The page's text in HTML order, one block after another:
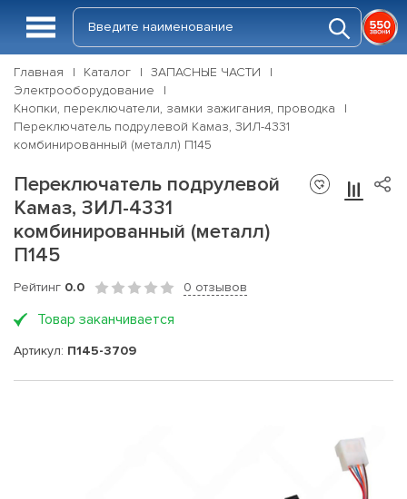
Главная Каталог
ЗАПАСНЫЕ ЧАСТИ
Электрооборудование
Кнопки, переключатели, замки зажигания, проводка
Переключатель подрулевой Камаз, ЗИЛ-4331
комбинированный (металл) П145
Переключатель подрулевой
Камаз, ЗИЛ-4331
комбинированный (металл)
П145
Рейтинг 0.0 0 отзывов
Товар заканчивается
Артикул: П145-3709